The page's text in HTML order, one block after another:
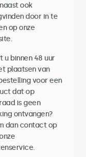
ook
door in te
op onze
u binnen 48 uur
plaatsen van
voor een
dat op
is geen
ontvangen?
dan contact op